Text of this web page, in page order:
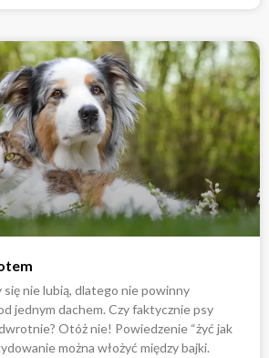
nie lubią, dlatego nie powinny
jednym dachem. Czy faktycznie psy
Otóż nie! Powiedzenie “żyć jak
można włożyć między bajki.